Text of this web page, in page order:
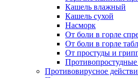
Кашель влажный
Кашель сухой
Насморк
От боли в горле
От боли в горле
От простуды и
Противопростудные
Противовирусное